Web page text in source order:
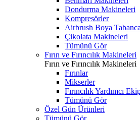
Dondurma Makineleri
Kompresörler
Airbrush Boya
Çikolata Makineleri
Tümünü Gör
Fırın ve Fırıncılık Makineleri
Fırın ve Fırıncılık Makineleri
Fırınlar
Mikserler
Fırıncılık Yardımcı
Tümünü Gör
Özel Gün Ürünleri
Tümünü Gör